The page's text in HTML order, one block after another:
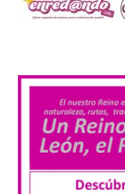
enclaves
agosto
8 Ago 2026